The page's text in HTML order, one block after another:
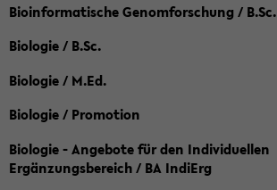
Bioinformatische Genomforschung / B.Sc.
Biologie / B.Sc.
Biologie / M.Ed.
Biologie / Promotion
Biologie - Angebote für den Individuellen
Ergänzungsbereich / BA IndiErg